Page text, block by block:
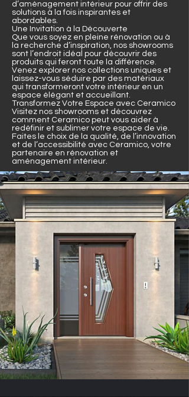
d’aménagement intérieur pour offrir des
solutions à la fois inspirantes et
abordables.
Une Invitation à la Découverte
Que vous soyez en pleine rénovation ou à
la recherche d’inspiration, nos showrooms
sont l’endroit idéal pour découvrir des
produits qui feront toute la différence.
Venez explorer nos collections uniques et
laissez-vous séduire par des matériaux
qui transformeront votre intérieur en un
espace élégant et accueillant.
Transformez Votre Espace avec Ceramico
Visitez nos showrooms et découvrez
comment Ceramico peut vous aider à
redéfinir et sublimer votre espace de vie.
Faites le choix de la qualité, de l’innovation
et de l’accessibilité avec Ceramico, votre
partenaire en rénovation et
aménagement intérieur.